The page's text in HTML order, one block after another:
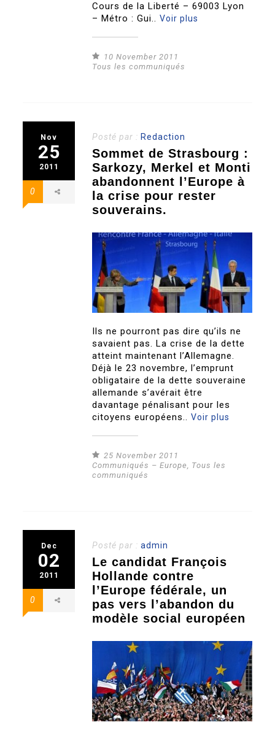
Cours de la Liberté – 69003 Lyon
– Métro : Gui..Voir plus
10 November 2011
Tous les communiqués
Nov
25
2011
0
Posté par : Redaction
Sommet de Strasbourg :
Sarkozy, Merkel et Monti
abandonnent l’Europe à
la crise pour rester
souverains.
Ils ne pourront pas dire qu’ils ne
savaient pas. La crise de la dette
atteint maintenant l’Allemagne.
Déjà le 23 novembre, l’emprunt
obligataire de la dette souveraine
allemande s’avérait être
davantage pénalisant pour les
citoyens européens..Voir plus
25 November 2011
Communiqués – Europe, Tous les
communiqués
Dec
02
2011
0
Posté par :admin
Le candidat François
Hollande contre
l’Europe fédérale, un
pas vers l’abandon du
modèle social européen